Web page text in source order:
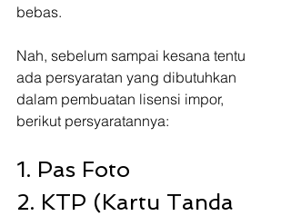
bebas.
Nah, sebelum sampai kesana tentu
ada persyaratan yang dibutuhkan
dalam pembuatan lisensi impor,
berikut persyaratannya:
1. Pas Foto
2. KTP (Kartu Tanda